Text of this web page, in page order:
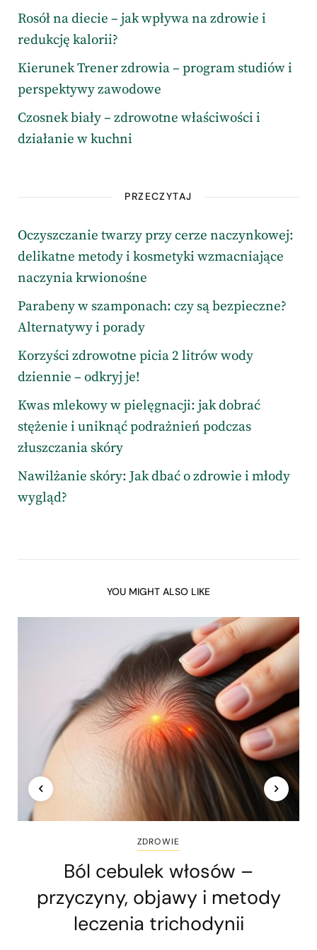
Rosół na diecie – jak wpływa na zdrowie i
redukcję kalorii?
Kierunek Trener zdrowia – program studiów i
perspektywy zawodowe
Czosnek biały – zdrowotne właściwości i
działanie w kuchni
PRZECZYTAJ
Oczyszczanie twarzy przy cerze naczynkowej:
delikatne metody i kosmetyki wzmacniające
naczynia krwionośne
Parabeny w szamponach: czy są bezpieczne?
Alternatywy i porady
Korzyści zdrowotne picia 2 litrów wody
dziennie – odkryj je!
Kwas mlekowy w pielęgnacji: jak dobrać
stężenie i uniknąć podrażnień podczas
złuszczania skóry
Nawilżanie skóry: Jak dbać o zdrowie i młody
wygląd?
YOU MIGHT ALSO LIKE
ZDROWIE
Ból cebulek włosów –
przyczyny, objawy i metody
leczenia trichodynii